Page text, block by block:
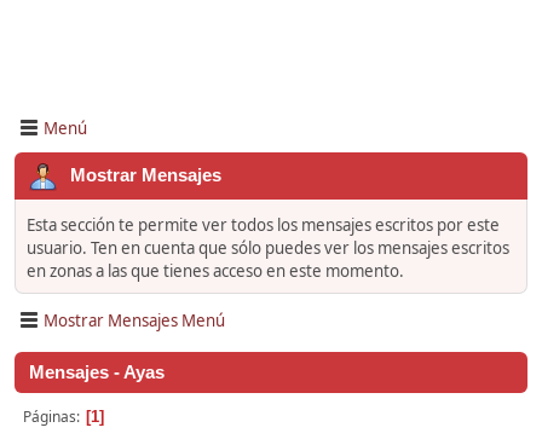
Menú
Mostrar Mensajes
Esta sección te permite ver todos los mensajes escritos por este
usuario. Ten en cuenta que sólo puedes ver los mensajes escritos
en zonas a las que tienes acceso en este momento.
Mostrar Mensajes Menú
Mensajes - Ayas
Páginas 1